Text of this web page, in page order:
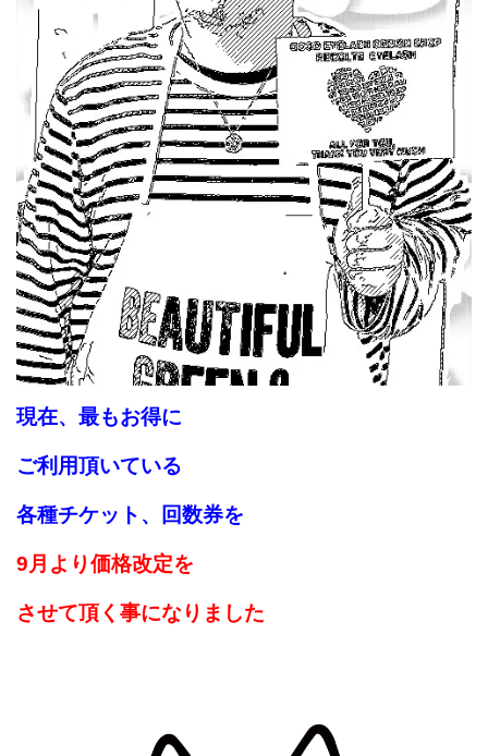
現在、最もお得に
ご利用頂いている
各種チケット、 回数券を
9月より価格改定を
させて頂く事になりました